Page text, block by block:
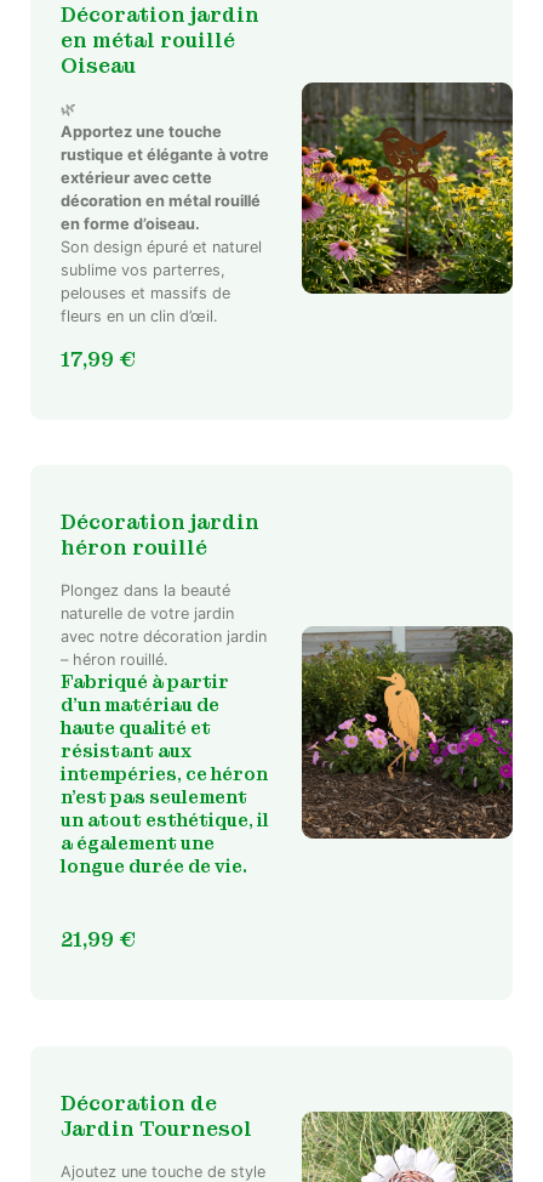
Décoration jardin
en métal rouillé
Oiseau
🌿
Apportez une touche
rustique et élégante à votre
extérieur avec cette
décoration en métal rouillé
en forme d’oiseau.
Son design épuré et naturel
sublime vos parterres,
pelouses et massifs de
fleurs en un clin d’œil.
17,99 €
Décoration jardin
héron rouillé
Plongez dans la beauté
naturelle de votre jardin
avec notre décoration jardin
– héron rouillé.
Fabriqué à partir
d’un matériau de
haute qualité et
résistant aux
intempéries, ce héron
n’est pas seulement
un atout esthétique, il
a également une
longue durée de vie.
21,99 €
Décoration de
Jardin Tournesol
Ajoutez une touche de style